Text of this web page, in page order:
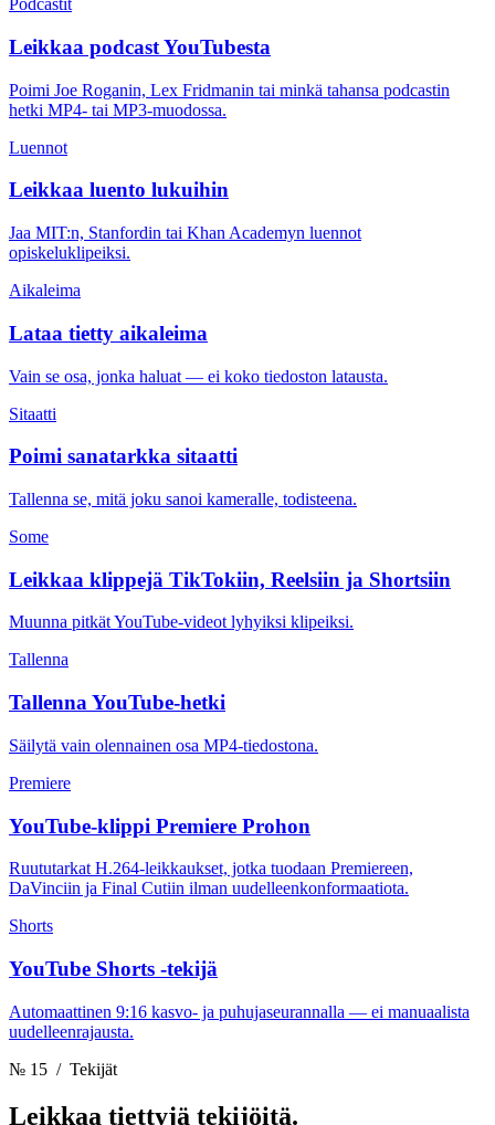
Podcastit
Leikkaa podcast YouTubesta
Poimi Joe Roganin, Lex Fridmanin tai minkä tahansa podcastin
hetki MP4- tai MP3-muodossa.
Luennot
Leikkaa luento lukuihin
Jaa MIT:n, Stanfordin tai Khan Academyn luennot
opiskeluklipeiksi.
Aikaleima
Lataa tietty aikaleima
Vain se osa, jonka haluat — ei koko tiedoston latausta.
Sitaatti
Poimi sanatarkka sitaatti
Tallenna se, mitä joku sanoi kameralle, todisteena.
Some
Leikkaa klippejä TikTokiin, Reelsiin ja Shortsiin
Muunna pitkät YouTube-videot lyhyiksi klipeiksi.
Tallenna
Tallenna YouTube-hetki
Säilytä vain olennainen osa MP4-tiedostona.
Premiere
YouTube-klippi Premiere Prohon
Ruututarkat H.264-leikkaukset, jotka tuodaan Premiereen,
DaVinciin ja Final Cutiin ilman uudelleenkonformaatiota.
Shorts
YouTube Shorts -tekijä
Automaattinen 9:16 kasvo- ja puhujaseurannalla — ei manuaalista
uudelleenrajausta.
№ 15 / Tekijät
Leikkaa tiettyjä tekijöitä.